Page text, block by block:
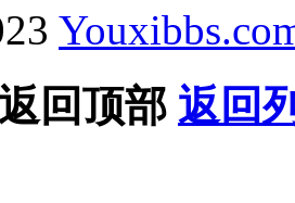
返回顶部 返回